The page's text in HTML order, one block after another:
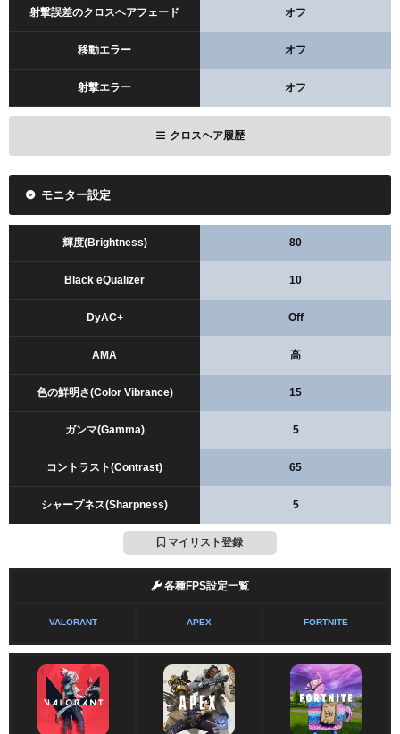
射撃誤差のクロスヘアフェード オフ
移動エラー オフ
射撃エラー オフ
クロスヘア履歴
モニター設定
輝度(Brightness) 80
Black eQualizer 10
DyAC+ Off
AMA 高
色の鮮明さ(Color Vibrance) 15
ガンマ(Gamma) 5
コントラスト(Contrast) 65
シャープネス(Sharpness) 5
マイリスト登録
各種FPS設定一覧
VALORANT APEX FORTNITE